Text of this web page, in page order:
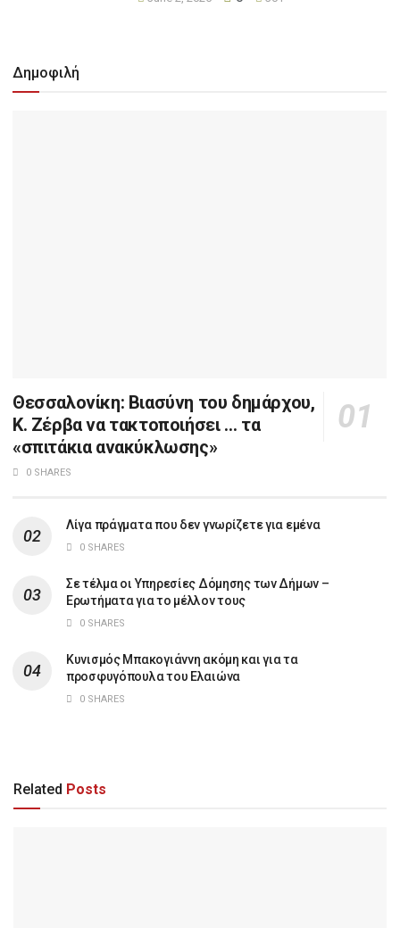
Δημοφιλή
Θεσσαλονίκη: Βιασύνη του δημάρχου,
Κ. Ζέρβα να τακτοποιήσει … τα
«σπιτάκια ανακύκλωσης»
0 SHARES
Λίγα πράγματα που δεν γνωρίζετε για εμένα
0 SHARES
Σε τέλμα οι Υπηρεσίες Δόμησης των Δήμων –
Ερωτήματα για το μέλλον τους
0 SHARES
Κυνισμός Μπακογιάννη ακόμη και για τα
προσφυγόπουλα του Ελαιώνα
0 SHARES
Related Posts